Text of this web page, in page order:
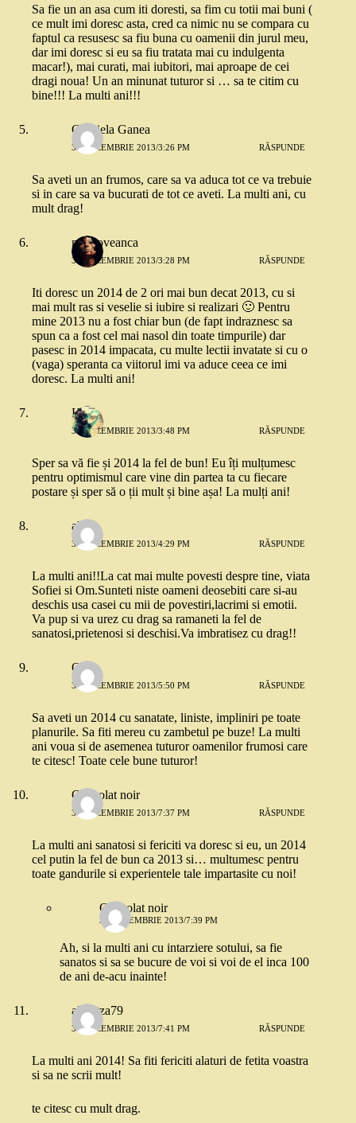
Sa fie un an asa cum iti doresti, sa fim cu totii mai buni (
ce mult imi doresc asta, cred ca nimic nu se compara cu
faptul ca resusesc sa fiu buna cu oamenii din jurul meu,
dar imi doresc si eu sa fiu tratata mai cu indulgenta
macar!), mai curati, mai iubitori, mai aproape de cei
dragi noua! Un an minunat tuturor si … sa te citim cu
bine!!! La multi ani!!!
Gabriela Ganea
31 DECEMBRIE 2013/3:26 PM RĂSPUNDE
Sa aveti un an frumos, care sa va aduca tot ce va trebuie
si in care sa va bucurati de tot ce aveti. La multi ani, cu
mult drag!
moldoveanca
31 DECEMBRIE 2013/3:28 PM RĂSPUNDE
Iti doresc un 2014 de 2 ori mai bun decat 2013, cu si
mai mult ras si veselie si iubire si realizari 🙂 Pentru
mine 2013 nu a fost chiar bun (de fapt indraznesc sa
spun ca a fost cel mai nasol din toate timpurile) dar
pasesc in 2014 impacata, cu multe lectii invatate si cu o
(vaga) speranta ca viitorul imi va aduce ceea ce imi
doresc. La multi ani!
Hana
31 DECEMBRIE 2013/3:48 PM RĂSPUNDE
Sper sa vă fie și 2014 la fel de bun! Eu îți mulțumesc
pentru optimismul care vine din partea ta cu fiecare
postare și sper să o ții mult și bine așa! La mulți ani!
aby
31 DECEMBRIE 2013/4:29 PM RĂSPUNDE
La multi ani!!La cat mai multe povesti despre tine, viata
Sofiei si Om.Sunteti niste oameni deosebiti care si-au
deschis usa casei cu mii de povestiri,lacrimi si emotii.
Va pup si va urez cu drag sa ramaneti la fel de
sanatosi,prietenosi si deschisi.Va imbratisez cu drag!!
Oana
31 DECEMBRIE 2013/5:50 PM RĂSPUNDE
Sa aveti un 2014 cu sanatate, liniste, impliniri pe toate
planurile. Sa fiti mereu cu zambetul pe buze! La multi
ani voua si de asemenea tuturor oamenilor frumosi care
te citesc! Toate cele bune tuturor!
Chocolat noir
31 DECEMBRIE 2013/7:37 PM RĂSPUNDE
La multi ani sanatosi si fericiti va doresc si eu, un 2014
cel putin la fel de bun ca 2013 si… multumesc pentru
toate gandurile si experientele tale impartasite cu noi!
Chocolat noir
31 DECEMBRIE 2013/7:39 PM
Ah, si la multi ani cu intarziere sotului, sa fie
sanatos si sa se bucure de voi si voi de el inca 100
de ani de-acu inainte!
alinutza79
31 DECEMBRIE 2013/7:41 PM RĂSPUNDE
La multi ani 2014! Sa fiti fericiti alaturi de fetita voastra
si sa ne scrii mult!
te citesc cu mult drag.